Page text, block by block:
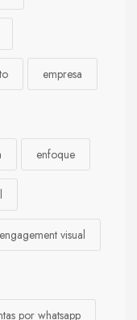
empresa
enfoque
engagement visual
por whatsapp